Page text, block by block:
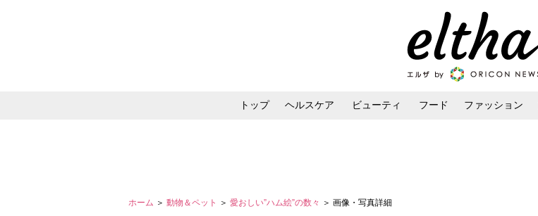
トップ ヘルスケア ビューティ フード ファッション
ホーム ＞ 動物＆ペット ＞ 愛おしい”ハム絵”の数々 ＞ 画像・写真詳細